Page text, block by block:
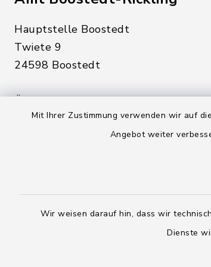
Mit Ihrer Zustimmung verwenden wir auf
Angebot weiter
Wir weisen darauf hin, dass wir
Dienste
Hauptstelle Boostedt
Twiete 9
24598 Boostedt
Öffnungszeiten hier:
Montag, Dienstag, Donnerstag,
14:00 - 18:00 Uhr